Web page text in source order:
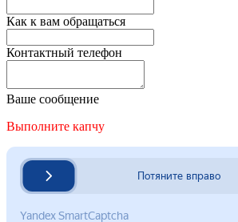
Как к вам обращаться
Контактный телефон
Ваше сообщение
Выполните капчу